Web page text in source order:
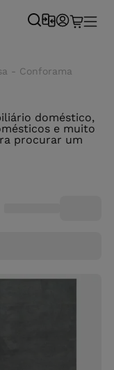
- Conforama
doméstico,
e muito
procurar um